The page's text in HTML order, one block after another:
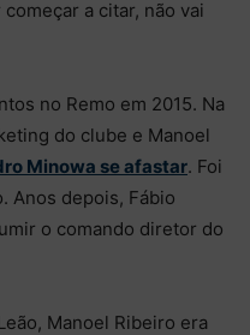
a citar, não vai
no Remo em 2015. Na
do clube e Manoel
Minowa se afastar. Foi
Anos depois, Fábio
o comando diretor do
Manoel Ribeiro era